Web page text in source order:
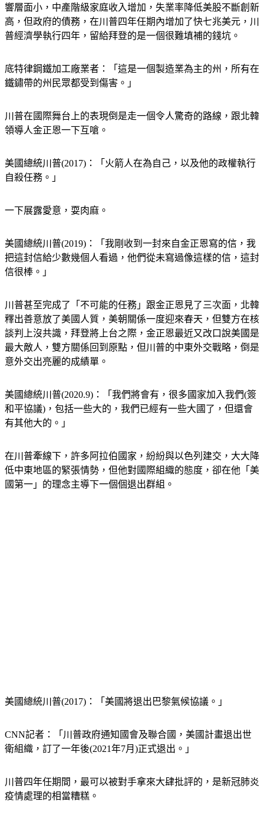
響層面小，中產階級家庭收入增加，失業率降低美股不斷創新
高，但政府的債務，在川普四年任期內增加了快七兆美元，川
普經濟學執行四年，留給拜登的是一個很難填補的錢坑。
底特律鋼鐵加工廠業者：「這是一個製造業為主的州，所有在
鐵鏽帶的州民眾都受到傷害。」
川普在國際舞台上的表現倒是走一個令人驚奇的路線，跟北韓
領導人金正恩一下互嗆。
美國總統川普(2017)：「火箭人在為自己，以及他的政權執行
自殺任務。」
一下展露愛意，耍肉麻。
美國總統川普(2019)：「我剛收到一封來自金正恩寫的信，我
把這封信給少數幾個人看過，他們從未寫過像這樣的信，這封
信很棒。」
川普甚至完成了「不可能的任務」跟金正恩見了三次面，北韓
釋出善意放了美國人質，美朝關係一度迎來春天，但雙方在核
談判上沒共識，拜登將上台之際，金正恩最近又改口說美國是
最大敵人，雙方關係回到原點，但川普的中東外交戰略，倒是
意外交出亮麗的成績單。
美國總統川普(2020.9)：「我們將會有，很多國家加入我們(簽
和平協議)，包括一些大的，我們已經有一些大國了，但還會
有其他大的。」
在川普牽線下，許多阿拉伯國家，紛紛與以色列建交，大大降
低中東地區的緊張情勢，但他對國際組織的態度，卻在他「美
國第一」的理念主導下一個個退出群組。
美國總統川普(2017)：「美國將退出巴黎氣候協議。」
CNN記者：「川普政府通知國會及聯合國，美國計畫退出世
衛組織，訂了一年後(2021年7月)正式退出。」
川普四年任期間，最可以被對手拿來大肆批評的，是新冠肺炎
疫情處理的相當糟糕。